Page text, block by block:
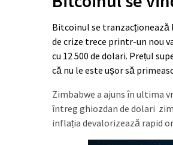
Bitcoinul se
de crize trece printr-un nou
cu 12 500 de dolari. Prețul
că nu le este ușor să
Zimbabwe a ajuns în ultima
întreg ghiozdan de dolari
inflația devalorizează rapid